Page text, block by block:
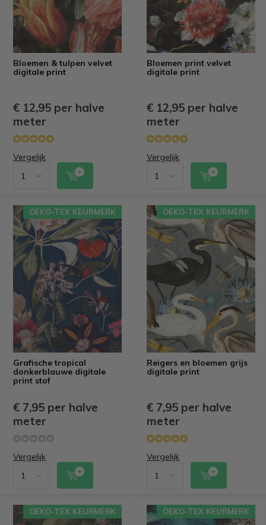
Bloemen & tulpen velvet
digitale print
€ 12,95 per halve
meter
Vergelijk
Bloemen print velvet
digitale print
€ 12,95 per halve
meter
Vergelijk
Grafische tropical
donkerblauwe digitale
print stof
OEKO-TEX KEURMERK
€ 7,95 per halve
meter
Vergelijk
Reigers en bloemen grijs
digitale print
OEKO-TEX KEURMERK
€ 7,95 per halve
meter
Vergelijk
OEKO-TEX KEURMERK OEKO-TEX KEURMERK